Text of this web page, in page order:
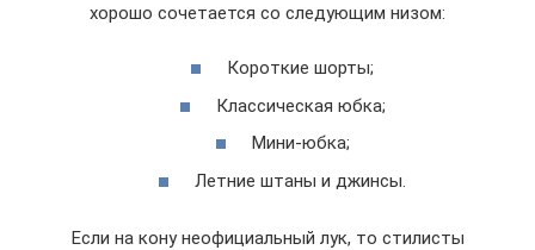
хорошо сочетается со следующим низом:
Короткие шорты;
Классическая юбка;
Мини-юбка;
Летние штаны и джинсы.
Если на кону неофициальный лук, то стилисты